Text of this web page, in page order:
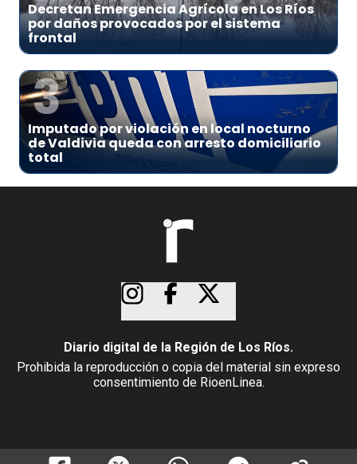
Decretan Emergencia Agrícola en Los Ríos
por daños provocados por el sistema
frontal
3
Imputado por violación en local nocturno
de Valdivia queda con arresto domiciliario
total
Diario digital de la Región de Los Ríos.
Prohibida la reproducción o copia del material sin expreso
consentimiento de RioenLinea.